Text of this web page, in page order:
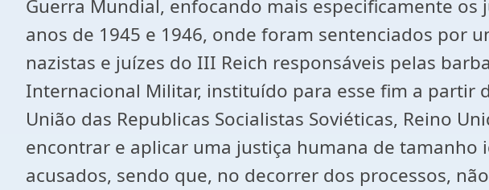
Guerra Mundial, enfocando mais especificamente
anos de 1945 e 1946, onde foram sentenciados por
nazistas e juízes do III Reich responsáveis pelas
Internacional Militar, instituído para esse fim a partir
União das Republicas Socialistas Soviéticas, Reino
encontrar e aplicar uma justiça humana de
acusados, sendo que, no decorrer dos processos,